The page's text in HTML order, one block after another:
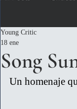
Song
Young Critic
18 ene
Un homenaje